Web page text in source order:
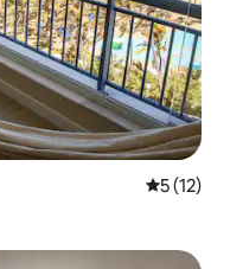
平均评分
5 (12)